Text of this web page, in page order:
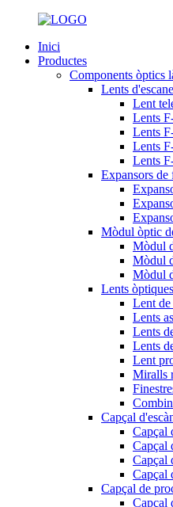
Inici
Productes
Components òptics
Lents
Lent
Lents
Lents
Lents
Lents
Expansors de
Mòdul òptic
Mòdul
Mòdul
Mòdul
Lents
Lent
Lents
Lents
Lents
Lent
Miralls
Capçal
Capçal
Capçal
Capçal
Capçal
Capçal de
Capçal